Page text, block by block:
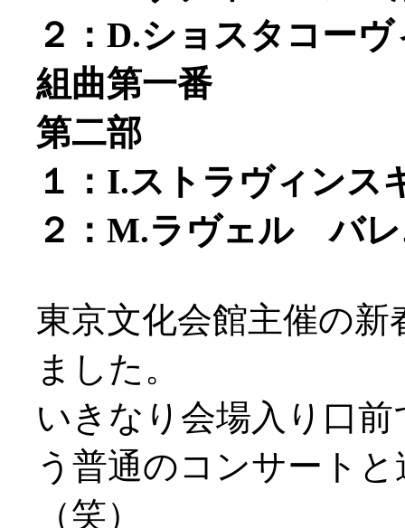
２：D.ショスタコー
組曲第一番
第二部
１：I.ストラヴィン
２：M.ラヴェル バ
東京文化会館主催の
ました。
いきなり会場入り口
う普通のコンサート
（笑）